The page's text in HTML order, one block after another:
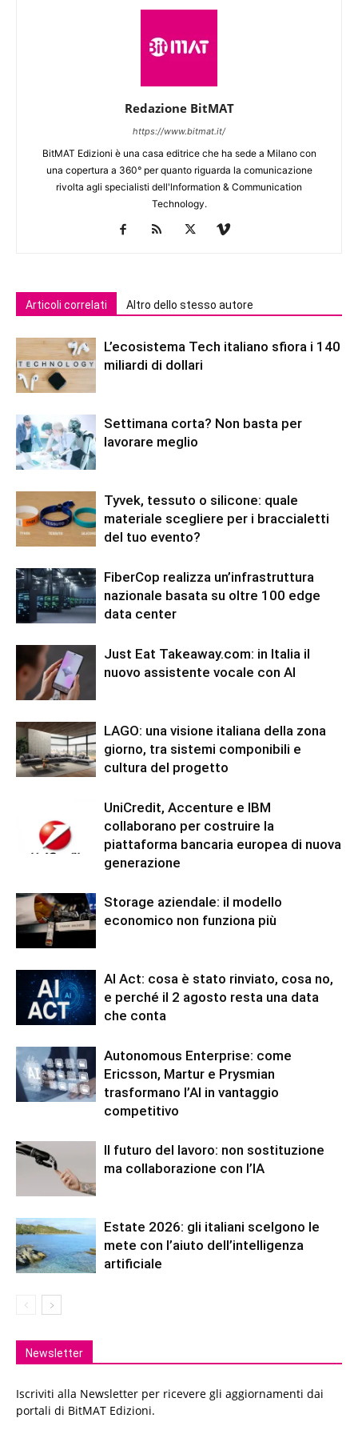
Redazione BitMAT
https://www.bitmat.it/
BitMAT Edizioni è una casa editrice che ha sede a Milano con
una copertura a 360° per quanto riguarda la comunicazione
rivolta agli specialisti dell'lnformation & Communication
Technology.
Articoli correlati Altro dello stesso autore
L’ecosistema Tech italiano sfiora i 140
miliardi di dollari
Settimana corta? Non basta per
lavorare meglio
Tyvek, tessuto o silicone: quale
materiale scegliere per i braccialetti
del tuo evento?
FiberCop realizza un’infrastruttura
nazionale basata su oltre 100 edge
data center
Just Eat Takeaway.com: in Italia il
nuovo assistente vocale con AI
LAGO: una visione italiana della zona
giorno, tra sistemi componibili e
cultura del progetto
UniCredit, Accenture e IBM
collaborano per costruire la
piattaforma bancaria europea di nuova
generazione
Storage aziendale: il modello
economico non funziona più
AI Act: cosa è stato rinviato, cosa no,
e perché il 2 agosto resta una data
che conta
Autonomous Enterprise: come
Ericsson, Martur e Prysmian
trasformano l’AI in vantaggio
competitivo
Il futuro del lavoro: non sostituzione
ma collaborazione con l’IA
Estate 2026: gli italiani scelgono le
mete con l’aiuto dell’intelligenza
artificiale
Newsletter
Iscriviti alla Newsletter per ricevere gli aggiornamenti dai
portali di BitMAT Edizioni.